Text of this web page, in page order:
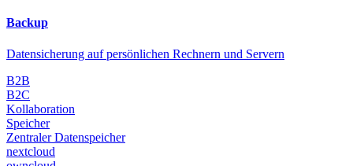
Backup
Datensicherung auf persönlichen Rechnern und Servern
B2B
B2C
Kollaboration
Speicher
Zentraler Datenspeicher
nextcloud